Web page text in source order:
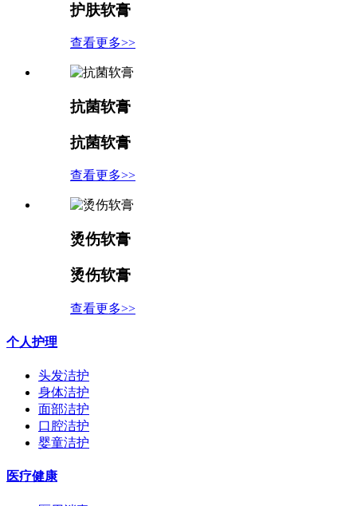
护肤软膏
查看更多>>
抗菌软膏
抗菌软膏
查看更多>>
烫伤软膏
烫伤软膏
查看更多>>
个人护理
头发洁护
身体洁护
面部洁护
口腔洁护
婴童洁护
医疗健康